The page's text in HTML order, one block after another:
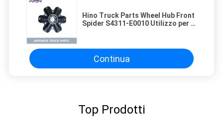
Hino Truck Parts Wheel Hub Front
Spider S4311-E0010 Utilizzo per il
Continua
Top Prodotti